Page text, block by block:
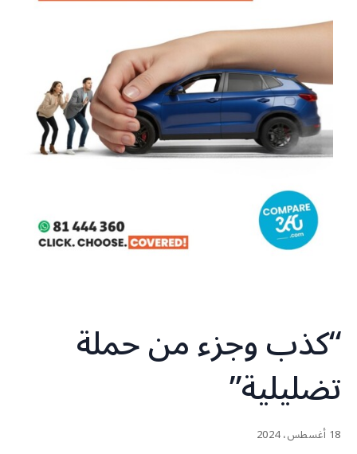
“كذب وجزء من حملة
تضليلية”
18 أغسطس، 2024